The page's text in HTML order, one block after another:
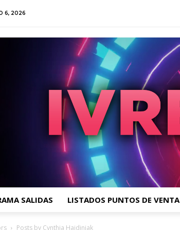
6, 2026
SALIDAS LISTADOS PUNTOS DE VENTA
Posts by Cynthia Hajdinjak